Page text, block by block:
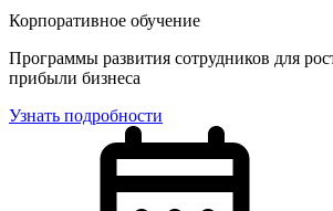
Корпоративное обучение
Программы развития сотрудников для
прибыли бизнеса
Узнать подробности